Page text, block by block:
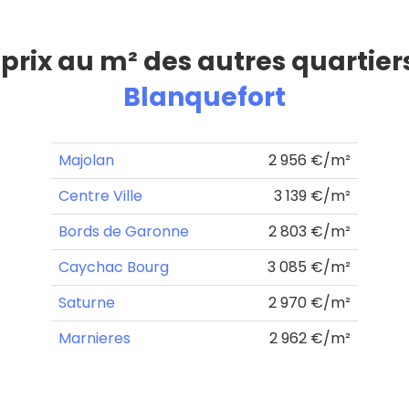
prix au m² des autres
Blanquefort
Majolan
2 956 €/m²
Centre Ville
3 139 €/m²
Bords de Garonne
2 803 €/m²
Caychac Bourg
3 085 €/m²
Saturne
2 970 €/m²
Marnieres
2 962 €/m²